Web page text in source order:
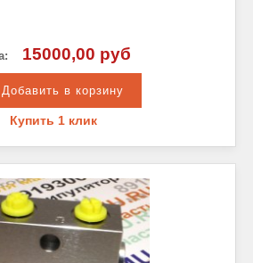
15000,00 руб
Купить 1 клик